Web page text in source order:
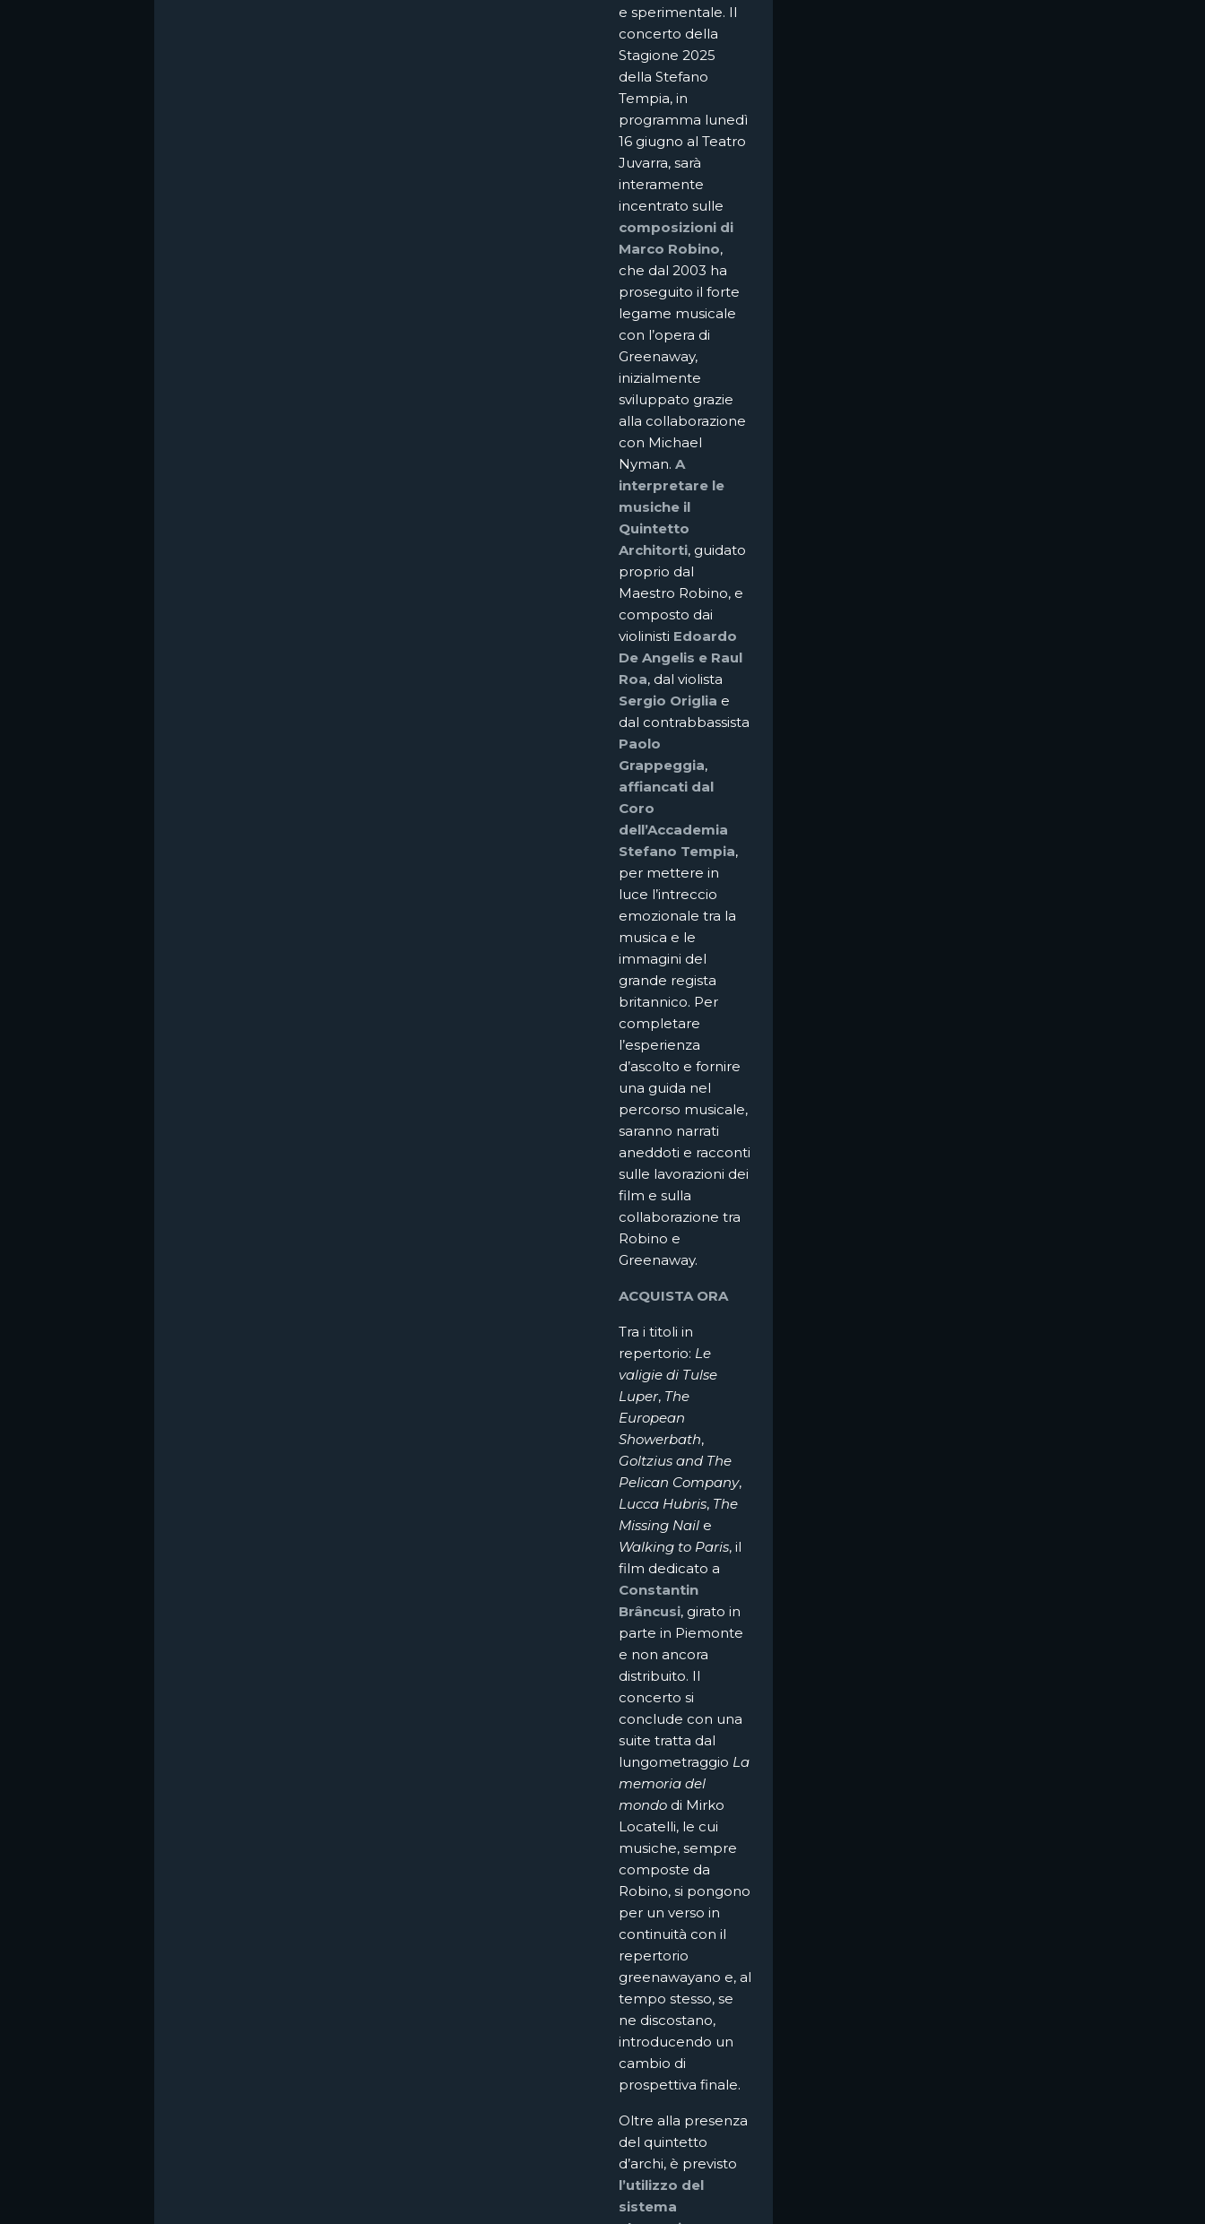
e sperimentale. Il
concerto della
Stagione 2025
della Stefano
Tempia, in
programma lunedì
16 giugno al Teatro
Juvarra, sarà
interamente
incentrato sulle
composizioni di
Marco Robino,
che dal 2003 ha
proseguito il forte
legame musicale
con l’opera di
Greenaway,
inizialmente
sviluppato grazie
alla collaborazione
con Michael
Nyman.A
interpretare le
musiche il
Quintetto
Architorti, guidato
proprio dal
Maestro Robino, e
composto dai
violinisti Edoardo
De Angelis e Raul
Roa, dal violista
Sergio Origlia e
dal contrabbassista
Paolo
Grappeggia,
affiancati dal
Coro
dell’Accademia
Stefano Tempia,
per mettere in
luce l’intreccio
emozionale tra la
musica e le
immagini del
grande regista
britannico. Per
completare
l’esperienza
d’ascolto e fornire
una guida nel
percorso musicale,
saranno narrati
aneddoti e racconti
sulle lavorazioni dei
film e sulla
collaborazione tra
Robino e
Greenaway.
ACQUISTA ORA
Tra i titoli in
repertorio: Le
valigie di Tulse
Luper, The
European
Showerbath,
Goltzius and The
Pelican Company,
Lucca Hubris, The
Missing Nail e
Walking to Paris, il
film dedicato a
Constantin
Brâncusi, girato in
parte in Piemonte
e non ancora
distribuito. Il
concerto si
conclude con una
suite tratta dal
lungometraggio La
memoria del
mondo di Mirko
Locatelli, le cui
musiche, sempre
composte da
Robino, si pongono
per un verso in
continuità con il
repertorio
greenawayano e, al
tempo stesso, se
ne discostano,
introducendo un
cambio di
prospettiva finale.
Oltre alla presenza
del quintetto
d’archi, è previsto
l’utilizzo del
sistema